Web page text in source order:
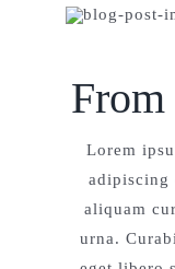
From
Lorem
adipiscing
aliquam
urna.